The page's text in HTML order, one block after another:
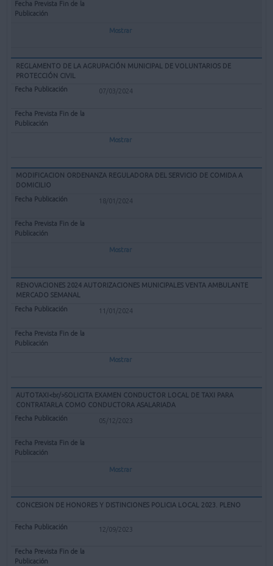
Mostrar
REGLAMENTO DE LA AGRUPACIÓN MUNICIPAL DE VOLUNTARIOS DE
PROTECCIÓN CIVIL
07/03/2024
Mostrar
MODIFICACION ORDENANZA REGULADORA DEL SERVICIO DE COMIDA A
DOMICILIO
18/01/2024
Mostrar
RENOVACIONES 2024 AUTORIZACIONES MUNICIPALES VENTA AMBULANTE
MERCADO SEMANAL
11/01/2024
Mostrar
AUTOTAXI<br/>SOLICITA EXAMEN CONDUCTOR LOCAL DE TAXI PARA
CONTRATARLA COMO CONDUCTORA ASALARIADA
05/12/2023
Mostrar
CONCESION DE HONORES Y DISTINCIONES POLICIA LOCAL 2023. PLENO
12/09/2023